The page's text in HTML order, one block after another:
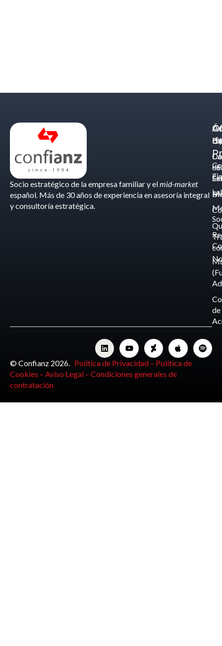
Socio estratégico de la empresa familiar y elmid-market
español. Más de 30 años de experiencia en asesoría integral
y consultoría estratégica.
de
de
-
© Confianz 2026. Política de Privacidad – Política de
Cookies – Aviso Legal – Condiciones generales de
contratación